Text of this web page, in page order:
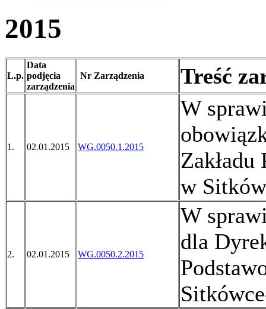
2015
L.p.
Data
podjęcia
zarządzenia
Nr Zarządzenia Treść
1. 02.01.2015 WG.0050.1.2015
W
w
2. 02.01.2015 WG.0050.2.2015
W
dla